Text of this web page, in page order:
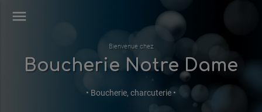
menu
Bienvenue chez
Boucherie Notre Dame
• Boucherie, charcuterie •